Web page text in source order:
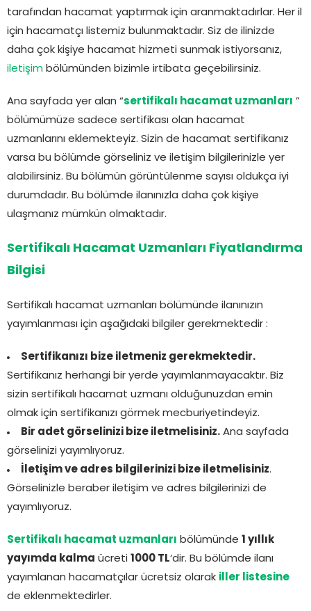
tarafından hacamat yaptırmak için aranmaktadırlar. Her il
için hacamatçı listemiz bulunmaktadır. Siz de ilinizde
daha çok kişiye hacamat hizmeti sunmak istiyorsanız,
iletişim bölümünden bizimle irtibata geçebilirsiniz.
Ana sayfada yer alan “sertifikalı hacamat uzmanları
”
bölümümüze sadece sertifikası olan hacamat
uzmanlarını eklemekteyiz. Sizin de hacamat sertifikanız
varsa bu bölümde görseliniz ve iletişim bilgilerinizle yer
alabilirsiniz. Bu bölümün görüntülenme sayısı oldukça iyi
durumdadır. Bu bölümde ilanınızla daha çok kişiye
ulaşmanız mümkün olmaktadır.
Sertifikalı Hacamat Uzmanları Fiyatlandırma
Bilgisi
Sertifikalı hacamat uzmanları bölümünde ilanınızın
yayımlanması için aşağıdaki bilgiler gerekmektedir :
Sertifikanızı bize iletmeniz gerekmektedir.
Sertifikanız herhangi bir yerde yayımlanmayacaktır. Biz
sizin sertifikalı hacamat uzmanı olduğunuzdan emin
olmak için sertifikanızı görmek mecburiyetindeyiz.
Bir adet görselinizi bize iletmelisiniz. Ana sayfada
görselinizi yayımlıyoruz.
İletişim ve adres bilgilerinizi bize iletmelisiniz.
Görselinizle beraber iletişim ve adres bilgilerinizi de
yayımlıyoruz.
Sertifikalı hacamat uzmanları bölümünde
1 yıllık
yayımda kalma ücreti 1000 TL‘dir. Bu bölümde ilanı
yayımlanan hacamatçılar ücretsiz olarak
iller listesine
de eklenmektedirler.